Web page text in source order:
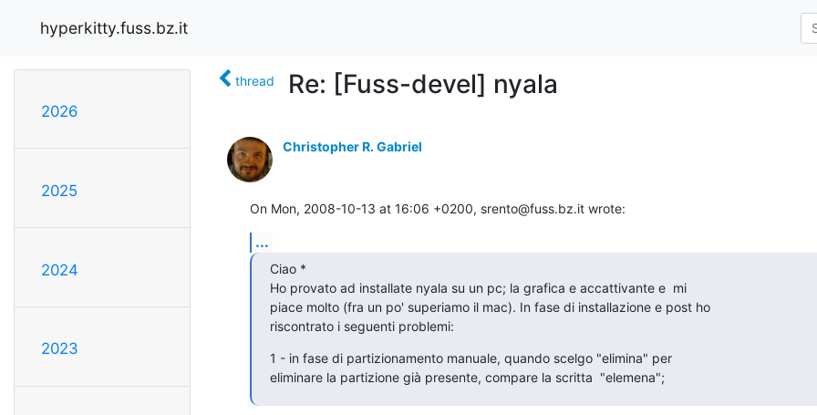
hyperkitty.fuss.bz.it
2026
2025
2024
2023
thread Re: [Fuss-devel] nyala
Christopher R. Gabriel
On Mon, 2008-10-13 at 16:06 +0200, srento@fuss.bz.it wrote:
...
Ciao *
Ho provato ad installate nyala su un pc; la grafica e accattivante e  mi
piace molto (fra un po' superiamo il mac). In fase di installazione e post ho
riscontrato i seguenti problemi:
1 - in fase di partizionamento manuale, quando scelgo "elimina" per
eliminare la partizione già presente, compare la scritta  "elemena";